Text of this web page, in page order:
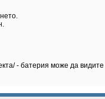
- батерия може да видите